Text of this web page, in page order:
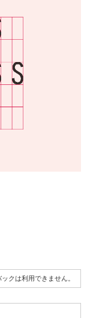
ックは利用できません。